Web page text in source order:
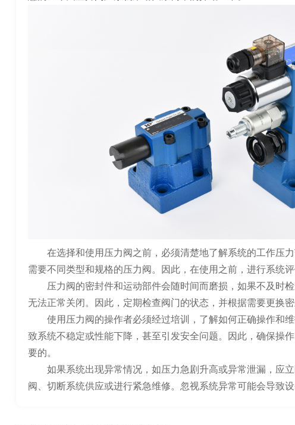
在选择和使用压力阀之前，必须清楚地了解系统的工作压力
需要不同类型和规格的压力阀。因此，在使用之前，进行系统
压力阀的密封件和运动部件会随时间而磨损，如果不及时检
无法正常关闭。因此，定期检查阀门的状态，并根据需要更换
使用压力阀的操作者必须经过培训，了解如何正确操作和维
致系统不稳定或性能下降，甚至引发安全问题。因此，确保操
要的。
如果系统出现异常情况，如压力急剧升高或异常泄漏，应立
阀、切断系统供应或进行紧急维修。忽视系统异常可能会导致设